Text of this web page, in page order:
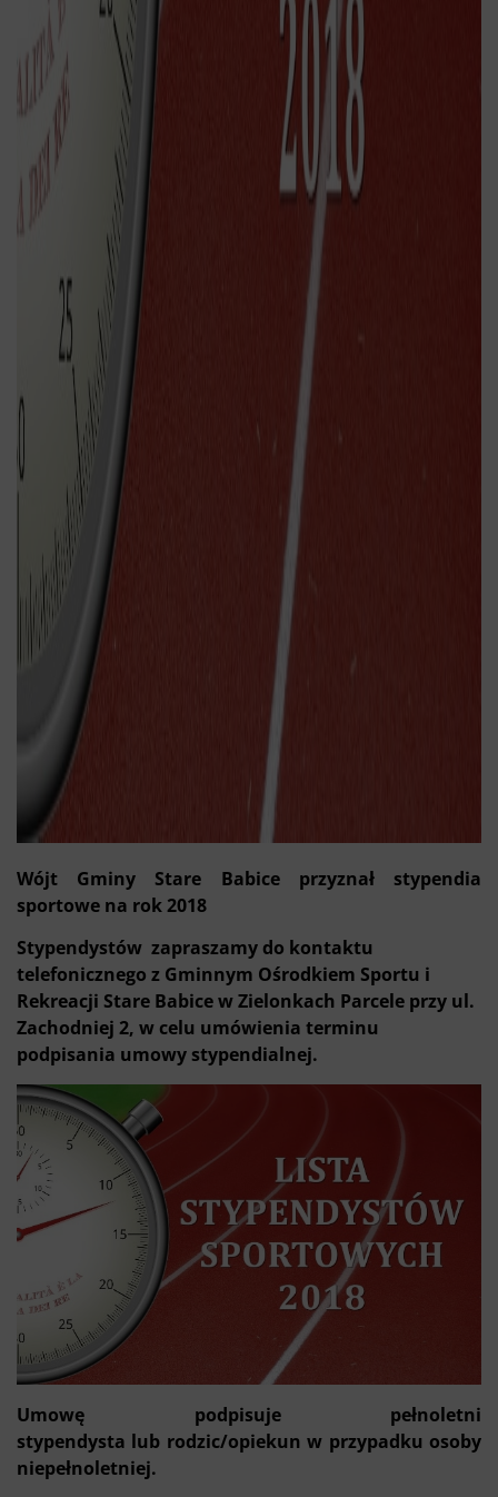
Wójt Gminy Stare Babice przyznał stypendia
sportowe na rok 2018
Stypendystów zapraszamy do kontaktu
telefonicznego z Gminnym Ośrodkiem Sportu i
Rekreacji Stare Babice w Zielonkach Parcele przy ul.
Zachodniej 2, w celu umówienia terminu
podpisania umowy stypendialnej.
Umowę podpisuje pełnoletni
stypendysta lub rodzic/opiekun w przypadku osoby
niepełnoletniej.